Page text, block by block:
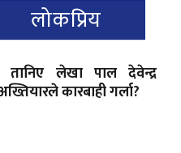
लोकप्रिय
तानिए लेखा पाल देवेन्द्र
कारबाही गर्ला?